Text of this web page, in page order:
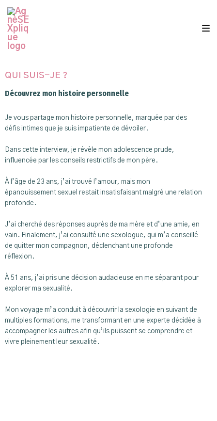
Skip
to
main
navigation
Skip
to
content
Skip
to
footer
QUI SUIS-JE ?
Découvrez mon histoire personnelle
Je vous partage mon histoire personnelle, marquée par des
défis intimes que je suis impatiente de dévoiler.
Dans cette interview, je révèle mon adolescence prude,
influencée par les conseils restrictifs de mon père.
À l’âge de 23 ans, j’ai trouvé l’amour, mais mon
épanouissement sexuel restait insatisfaisant malgré une relation
profonde.
J’ai cherché des réponses auprès de ma mère et d’une amie, en
vain. Finalement, j’ai consulté une sexologue, qui m’a conseillé
de quitter mon compagnon, déclenchant une profonde
réflexion.
À 51 ans, j’ai pris une décision audacieuse en me séparant pour
explorer ma sexualité.
Mon voyage m’a conduit à découvrir la sexologie en suivant de
multiples formations, me transformant en une experte décidée à
accompagner les autres afin qu’ils puissent se comprendre et
vivre pleinement leur sexualité.